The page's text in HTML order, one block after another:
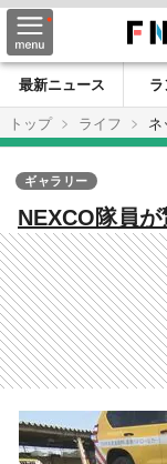
最新ニュース
トップ
ライフ ネ
NEXCO隊員
道路でほぼ毎
る事故起こす
ギャラリー